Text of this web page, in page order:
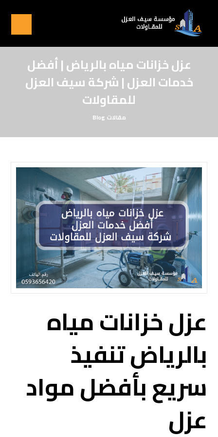
عزل خزانات مياه بالرياض | أفضل
خدمات العزل | شركة سيف العزل
للمقاولات
مقالات Blog
عزل خزانات مياه
بالرياض تنفيذ
سريع بأفضل مواد
عزل